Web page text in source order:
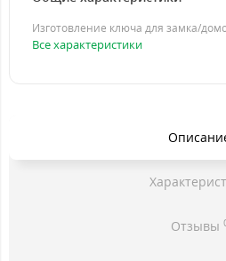
Изготовление ключа для замка/
Все характеристики
Отзывы